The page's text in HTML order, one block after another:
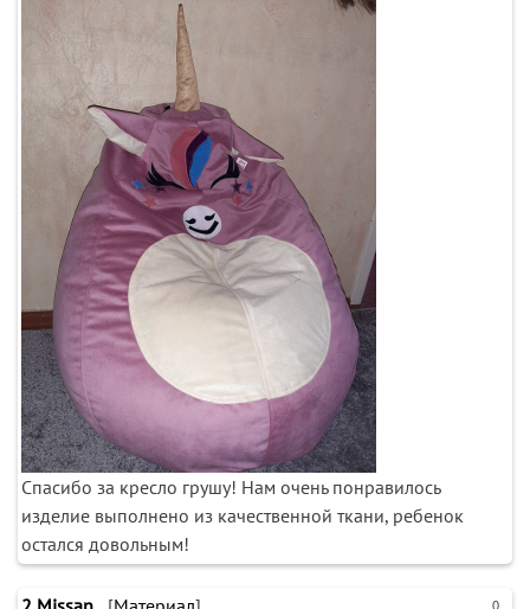
Спасибо за кресло грушу! Нам очень понравилось
изделие выполнено из качественной ткани, ребенок
остался довольным!
0